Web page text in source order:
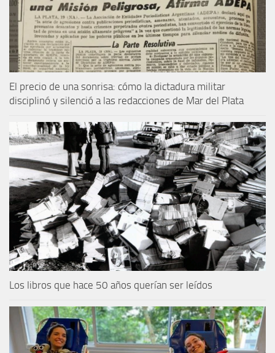
El precio de una sonrisa: cómo la dictadura militar
disciplinó y silenció a las redacciones de Mar del Plata
Los libros que hace 50 años querían ser leídos